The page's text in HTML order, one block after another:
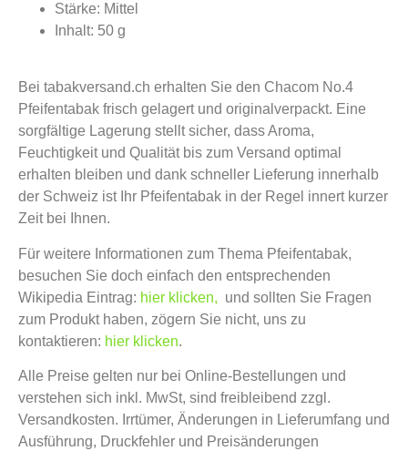
Stärke: Mittel
Inhalt: 50 g
Bei tabakversand.ch erhalten Sie den Chacom No.4
Pfeifentabak frisch gelagert und originalverpackt. Eine
sorgfältige Lagerung stellt sicher, dass Aroma,
Feuchtigkeit und Qualität bis zum Versand optimal
erhalten bleiben und dank schneller Lieferung innerhalb
der Schweiz ist Ihr Pfeifentabak in der Regel innert kurzer
Zeit bei Ihnen.
Für weitere Informationen zum Thema Pfeifentabak,
besuchen Sie doch einfach den entsprechenden
Wikipedia Eintrag: hier klicken, und sollten Sie Fragen
zum Produkt haben, zögern Sie nicht, uns zu
kontaktieren: hier klicken.
Alle Preise gelten nur bei Online-Bestellungen und
verstehen sich inkl. MwSt, sind freibleibend zzgl.
Versandkosten. Irrtümer, Änderungen in Lieferumfang und
Ausführung, Druckfehler und Preisänderungen